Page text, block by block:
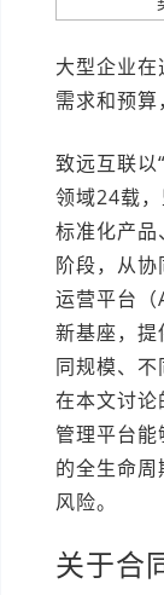
大型企业
需求和预算
致远互联以
领域24载
标准化产
阶段，从
运营平台（
新基座，
同规模、不
在本文讨
管理平台
的全生命
风险。
关于合